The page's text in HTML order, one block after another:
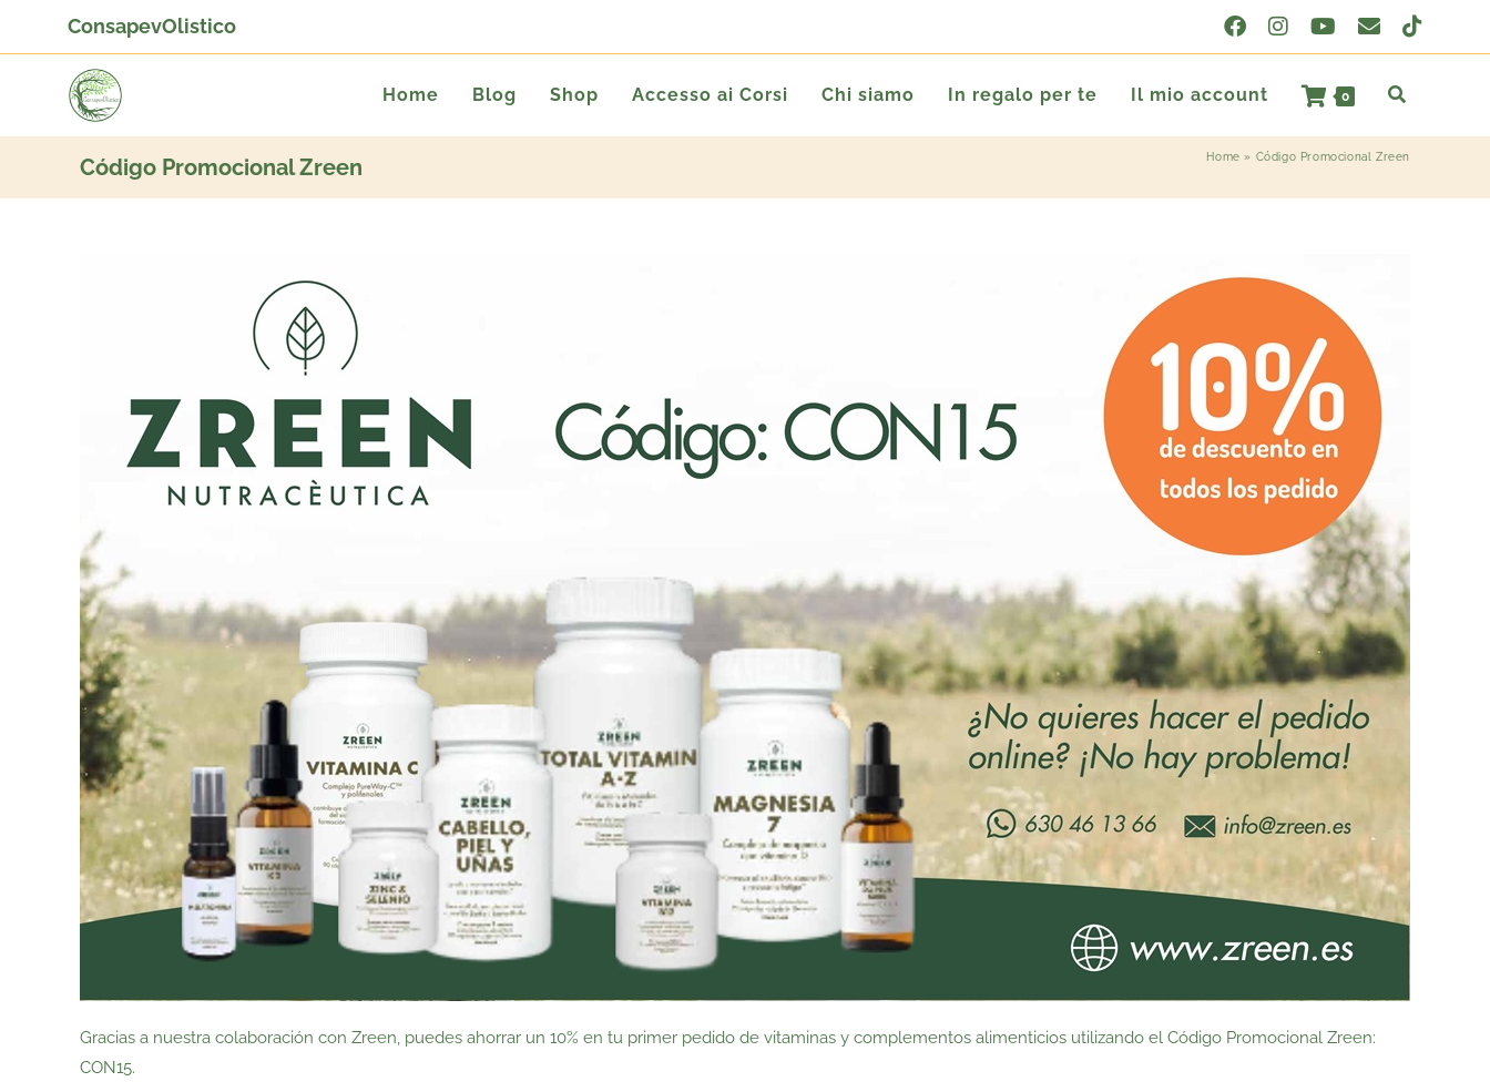
ConsapevOlistico
Home Blog Shop Accesso ai Corsi Chi siamo In regalo per te Il mio account 0
Código Promocional Zreen Home » Código Promocional Zreen
Gracias a nuestra colaboración con Zreen, puedes ahorrar un 10% en tu primer pedido de vitaminas y complementos alimenticios utilizando el Código Promocional Zreen:
CON15.